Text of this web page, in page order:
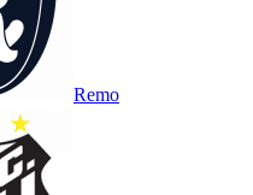
Remo